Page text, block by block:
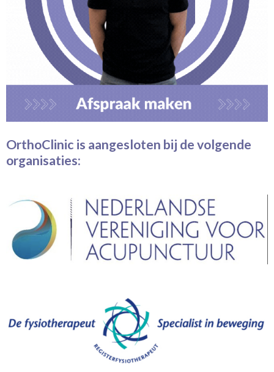
OrthoClinic is aangesloten bij de volgende
organisaties: